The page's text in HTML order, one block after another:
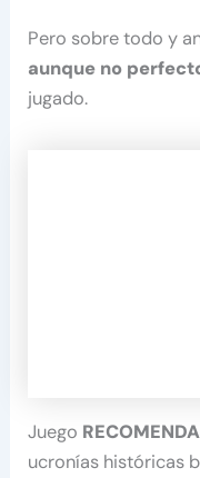
Pero sobre todo y
aunque no
jugado.
Juego
ucronías históricas